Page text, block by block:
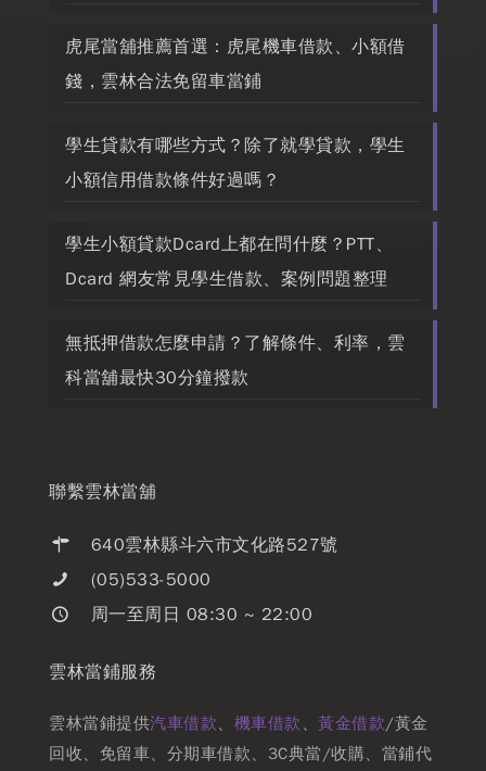
虎尾當舖推薦首選：虎尾機車借款、小額借
錢，雲林合法免留車當鋪
學生貸款有哪些方式？除了就學貸款，學生
小額信用借款條件好過嗎？
學生小額貸款Dcard上都在問什麼？PTT、
Dcard 網友常見學生借款、案例問題整理
無抵押借款怎麼申請？了解條件、利率，雲
科當舖最快30分鐘撥款
聯繫雲林當舖
640雲林縣斗六市文化路527號
(05)533-5000
周一至周日 08:30 ~ 22:00
雲林當鋪服務
雲林當鋪提供汽車借款、 機車借款 、 黃金借款/黃金
回收、免留車、分期車借款、3C典當/收購、當鋪代